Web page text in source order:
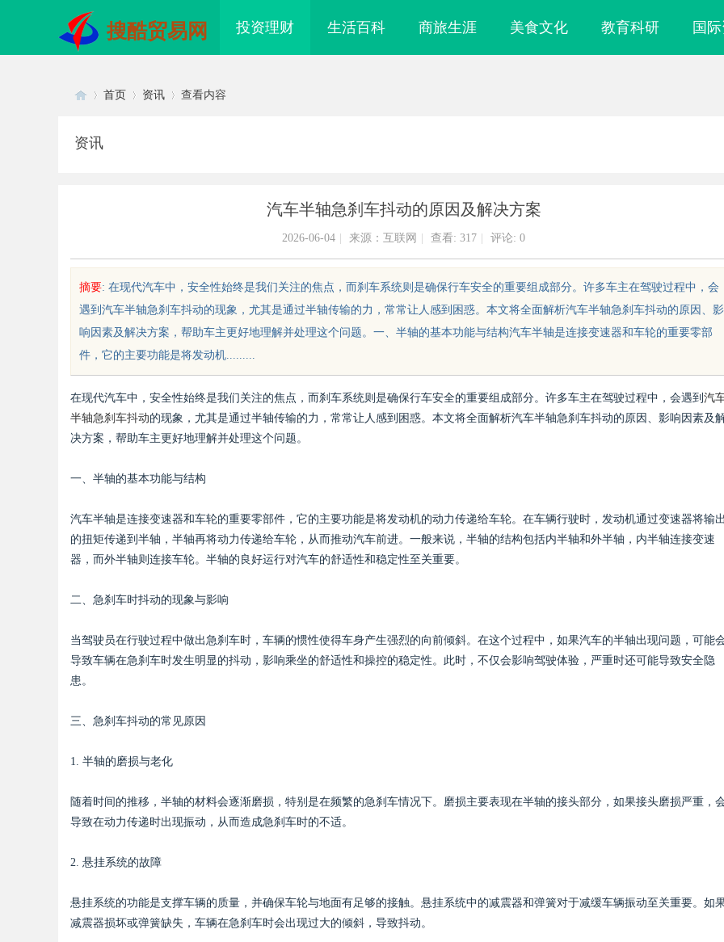
搜酷贸易网 投资理财 生活百科 商旅生涯 美食文化 教育科研 国
sc
uz
!
Bo
首页 资讯 查看内容
资讯
汽车半轴急刹车抖动的原因及解决方案
2026-06-04 来源：互联网 查看: 317 评论: 0
摘要: 在现代汽车中，安全性始终是我们关注的焦点，而刹车系统则是确保行车安全的重要组成部分。许多车主在驾驶过程中，会
遇到汽车半轴急刹车抖动的现象，尤其是通过半轴传输的力，常常让人感到困惑。本文将全面解析汽车半轴急刹车抖动的原因、影
响因素及解决方案，帮助车主更好地理解并处理这个问题。一、半轴的基本功能与结构汽车半轴是连接变速器和车轮的重要零部
件，它的主要功能是将发动机.........
在现代汽车中，安全性始终是我们关注的焦点，而刹车系统则是确保行车安全的重要组成部分。许多车主在驾驶过程中，会遇到 汽
半轴急刹车抖动的现象，尤其是通过半轴传输的力，常常让人感到困惑。本文将全面解析汽车半轴急刹车抖动的原因、影响因素及
决方案，帮助车主更好地理解并处理这个问题。
一、半轴的基本功能与结构
汽车半轴是连接变速器和车轮的重要零部件，它的主要功能是将发动机的动力传递给车轮。在车辆行驶时，发动机通过变速器将输
的扭矩传递到半轴，半轴再将动力传递给车轮，从而推动汽车前进。一般来说，半轴的结构包括内半轴和外半轴，内半轴连接变速
器，而外半轴则连接车轮。半轴的良好运行对汽车的舒适性和稳定性至关重要。
二、急刹车时抖动的现象与影响
当驾驶员在行驶过程中做出急刹车时，车辆的惯性使得车身产生强烈的向前倾斜。在这个过程中，如果汽车的半轴出现问题，可能
导致车辆在急刹车时发生明显的抖动，影响乘坐的舒适性和操控的稳定性。此时，不仅会影响驾驶体验，严重时还可能导致安全隐
患。
三、急刹车抖动的常见原因
1. 半轴的磨损与老化
随着时间的推移，半轴的材料会逐渐磨损，特别是在频繁的急刹车情况下。磨损主要表现在半轴的接头部分，如果接头磨损严重，
导致在动力传递时出现振动，从而造成急刹车时的不适。
2. 悬挂系统的故障
悬挂系统的功能是支撑车辆的质量，并确保车轮与地面有足够的接触。悬挂系统中的减震器和弹簧对于减缓车辆振动至关重要。如
减震器损坏或弹簧缺失，车辆在急刹车时会出现过大的倾斜，导致抖动。
眼镜 上海配眼镜 武汉配眼镜 上海配眼镜
发体系全解析